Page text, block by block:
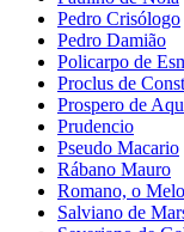
Pedro Crisólogo
Pedro Damião
Policarpo de
Proclus de
Prospero de
Prudencio
Pseudo Macario
Rábano Mauro
Romano, o
Salviano de